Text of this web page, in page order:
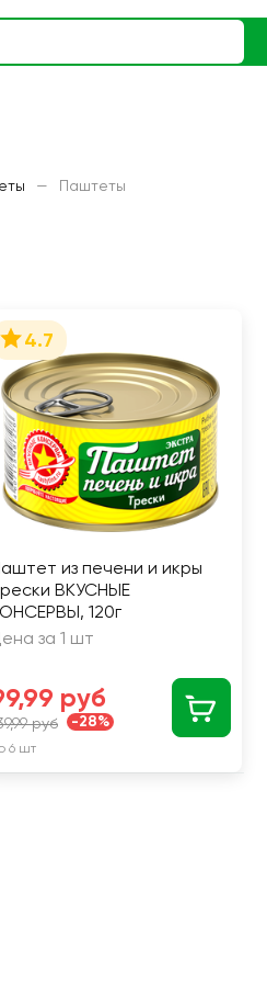
— Паштеты
4.7
из печени и икры
ВКУСНЫЕ
120г
за 1 шт
руб
руб -28%
6 шт